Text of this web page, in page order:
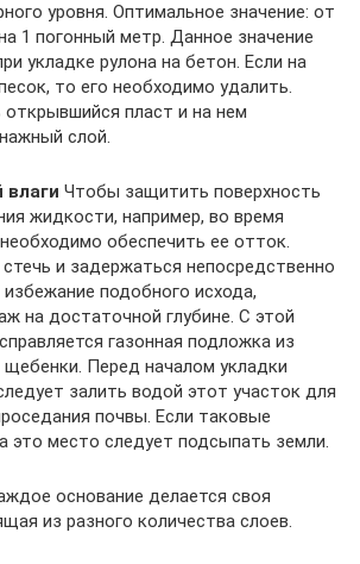
уровня. Оптимальное значение: от
1 погонный метр. Данное значение
укладке рулона на бетон. Если на
то его необходимо удалить.
пласт и на нем
слой.
Чтобы защитить поверхность
жидкости, например, во время
обеспечить ее отток.
и задержаться непосредственно
подобного исхода,
на достаточной глубине. С этой
газонная подложка из
Перед началом укладки
залить водой этот участок для
почвы. Если таковые
это место следует подсыпать земли.
основание делается своя
из разного количества слоев.